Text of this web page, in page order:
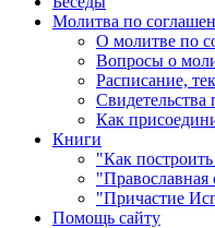
Молитва по
О молитве по
Вопросы о
Расписание,
Как
Книги
"Как
"Православная
"Причастие
Помощь сайту